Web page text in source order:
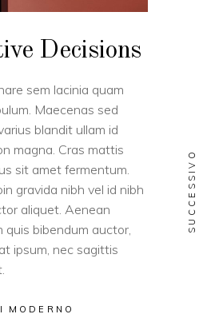
Decisions
sem lacinia quam
Maecenas sed
blandit ullam id
magna. Cras mattis
sit amet fermentum.
gravida nibh vel id nibh
aliquet. Aenean
quis bibendum auctor,
ipsum, nec sagittis
MODERNO
SUCCESSIVO